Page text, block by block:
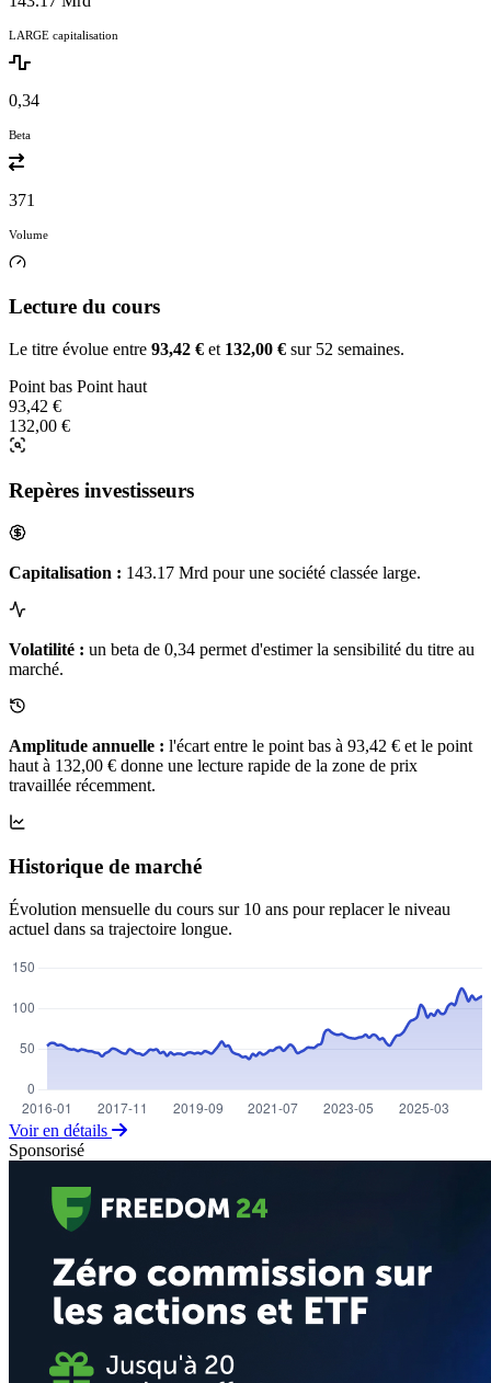
LARGE capitalisation
0,34
Beta
371
Volume
Lecture du cours
Le titre évolue entre 93,42 € et 132,00 € sur 52 semaines.
Point bas Point haut
93,42 €
132,00 €
Repères investisseurs
Capitalisation : 143.17 Mrd pour une société classée large.
Volatilité : un beta de 0,34 permet d'estimer la sensibilité du titre au
marché.
Amplitude annuelle : l'écart entre le point bas à 93,42 € et le point
haut à 132,00 € donne une lecture rapide de la zone de prix
travaillée récemment.
Historique de marché
Évolution mensuelle du cours sur 10 ans pour replacer le niveau
actuel dans sa trajectoire longue.
Voir en détails
Sponsorisé